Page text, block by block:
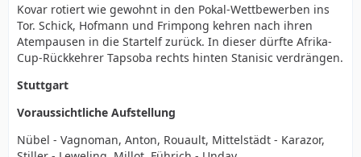
Kovar rotiert wie gewohnt in den Pokal-Wettbewerben ins
Tor. Schick, Hofmann und Frimpong kehren nach ihren
Atempausen in die Startelf zurück. In dieser dürfte Afrika-
Cup-Rückkehrer Tapsoba rechts hinten Stanisic verdrängen.
Stuttgart
Voraussichtliche Aufstellung
Nübel - Vagnoman, Anton, Rouault, Mittelstädt - Karazor,